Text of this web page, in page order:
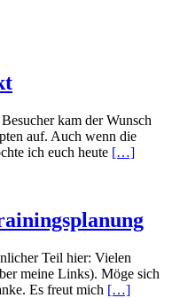
kam der Wunsch
auf. Auch wenn die
ich euch heute […]
Teil hier: Vielen
meine Links). Möge sich
Es freut mich […]